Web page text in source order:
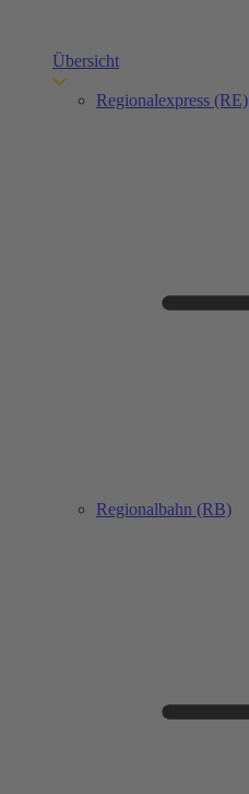
Übersicht
Regionalexpress (RE)
Regionalbahn (RB)